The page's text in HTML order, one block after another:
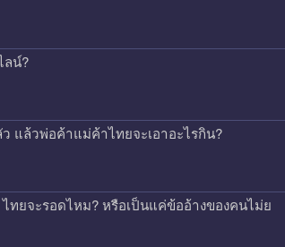
ลน์?
แล้วพ่อค้าแม่ค้าไทยจะเอาอะไรกิน?
ยจะรอดไหม? หรือเป็นแค่ข้ออ้างของคนไม่ย